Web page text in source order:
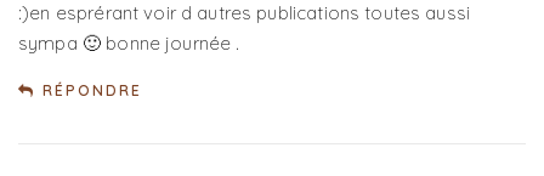
:)en esprérant voir d autres publications toutes aussi
sympa 🙂 bonne journée .
RÉPONDRE